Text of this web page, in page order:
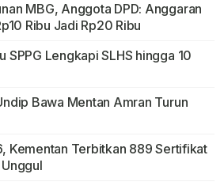
MBG, Anggota DPD: Anggaran
Ribu Jadi Rp20 Ribu
SPPG Lengkapi SLHS hingga 10
Bawa Mentan Amran Turun
Kementan Terbitkan 889 Sertifikat